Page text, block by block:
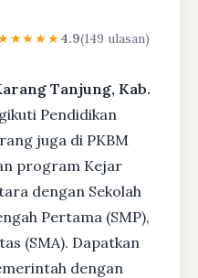
4.9(149 ulasan)
Tanjung, Kab.
Pendidikan
juga di PKBM
program Kejar
dengan Sekolah
Pertama (SMP),
(SMA). Dapatkan
dengan